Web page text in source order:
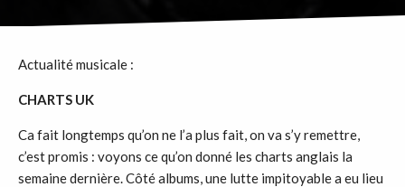
Actualité musicale :
CHARTS UK
Ca fait longtemps qu’on ne l’a plus fait, on va s’y remettre,
c’est promis : voyons ce qu’on donné les charts anglais la
semaine dernière. Côté albums, une lutte impitoyable a eu lieu